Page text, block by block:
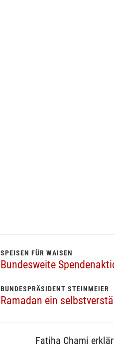
SPEISEN FÜR WAISEN
Bundesweite
BUNDESPRÄSIDENT STEINMEIER
Ramadan ein
Fatiha Chami